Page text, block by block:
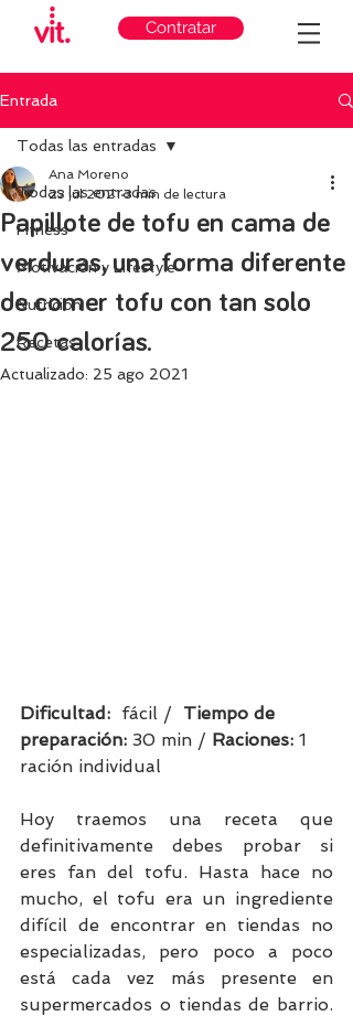
Contratar
Entrada
Todas las entradas
Fitness
Motivación y Lifestyle
Nutricion
Recetas
Todas las entradas
Papillote de tofu en cama de
verduras, una forma diferente
de comer tofu con tan solo
250 calorías.
Ana Moreno
23 jul 2021 3 min de lectura
Actualizado: 25 ago 2021
Dificultad: fácil / Tiempo de
preparación: 30 min / Raciones: 1
ración individual
Hoy traemos una receta que
definitivamente debes probar si
eres fan del tofu. Hasta hace no
mucho, el tofu era un ingrediente
difícil de encontrar en tiendas no
especializadas, pero poco a poco
está cada vez más presente en
supermercados o tiendas de barrio.